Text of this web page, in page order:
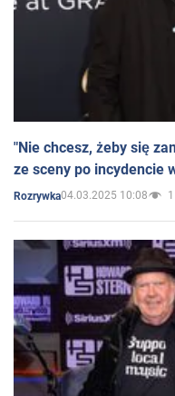
"Nie chcesz, żeby się
ze sceny po incydencie
Rozrywka04.03.2025 10:08 1